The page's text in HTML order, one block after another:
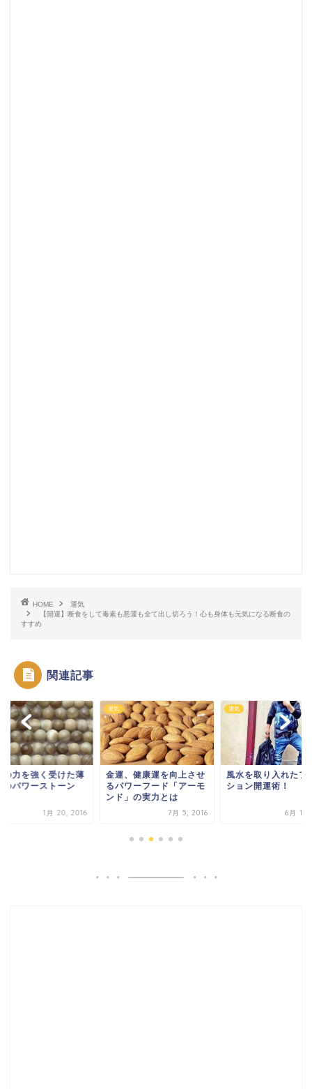
HOME
運気
【開運】断食をして毒素も悪運も全て出し切ろう！心も身体も元気になる断食の
すすめ
関連記事
の力を強く受けた薄
のパワーストーン
1月 20, 2016
運気
金運、健康運を向上させ
るパワーフード「アーモ
ンド」の実力とは
7月 5, 2016
運気
風水を取り入れたフ
ション開運術！
6月 19,